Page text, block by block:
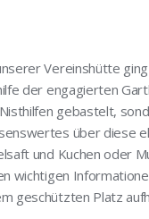
Vereinshütte
der engagierten
gebastelt,
über diese
und Kuchen oder
wichtigen
geschützten Platz